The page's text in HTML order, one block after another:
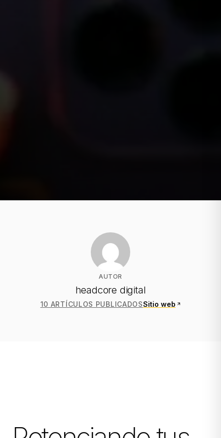
AUTOR
headcore digital
10 ARTÍCULOS PUBLICADOSSitio web